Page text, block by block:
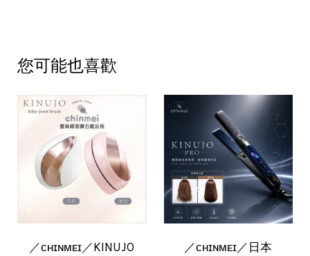
您可能也喜歡
／ᴄʜɪɴᴍᴇɪ／KINUJO
／ᴄʜɪɴᴍᴇɪ／日本